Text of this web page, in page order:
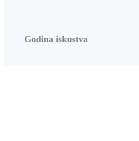
Godina iskustva